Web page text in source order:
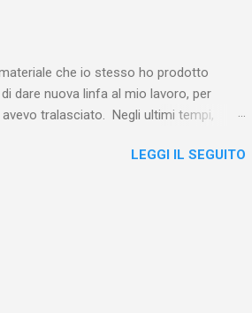
classi subalterne. Non era
che abitavano nell’East End e
che io stesso ho prodotto
dare nuova linfa al mio lavoro, per
tralasciato. Negli ultimi tempi,
già realizzato nel corso del tempo e che
LEGGI IL SEGUITO